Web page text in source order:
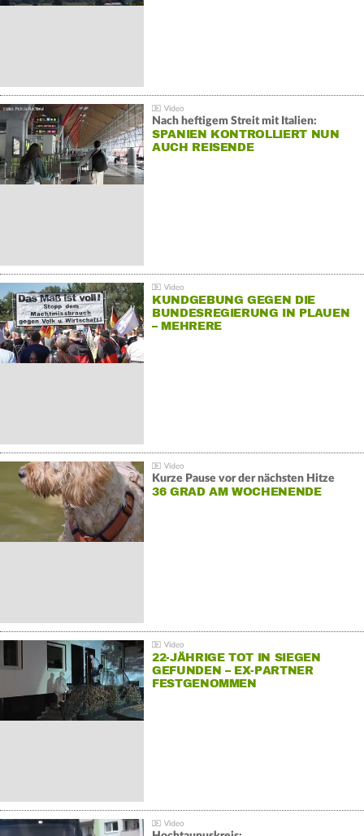
Nach heftigem Streit mit Italien:
SPANIEN KONTROLLIERT NUN
AUCH REISENDE
KUNDGEBUNG GEGEN DIE
BUNDESREGIERUNG IN PLAUEN
– MEHRERE
Kurze Pause vor der nächsten Hitze
36 GRAD AM WOCHENENDE
22-JÄHRIGE TOT IN SIEGEN
GEFUNDEN – EX-PARTNER
FESTGENOMMEN